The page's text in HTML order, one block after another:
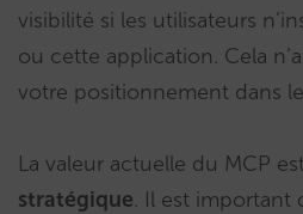
visibilité si les utilisateurs
ou cette application. Cela
votre positionnement dans
La valeur actuelle du MCP est
stratégique. Il est important